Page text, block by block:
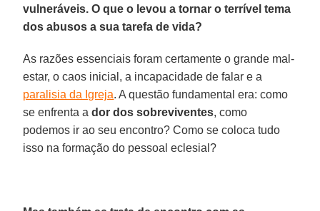
vulneráveis. O que o levou a tornar o terrível tema
dos abusos a sua tarefa de vida?
As razões essenciais foram certamente o grande mal-
estar, o caos inicial, a incapacidade de falar e a
paralisia da Igreja. A questão fundamental era: como
se enfrenta ador dos sobreviventes, como
podemos ir ao seu encontro? Como se coloca tudo
isso na formação do pessoal eclesial?